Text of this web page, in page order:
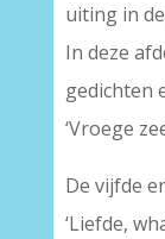
uiting in
In deze
gedichten
‘Vroege
De vijfde
‘Liefde,